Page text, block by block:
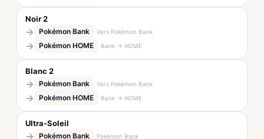
Noir 2
→ Pokémon Bank Vers Pokémon Bank
→ Pokémon HOME Bank → HOME
Blanc 2
→ Pokémon Bank Vers Pokémon Bank
→ Pokémon HOME Bank → HOME
Ultra-Soleil
→ Pokémon Bank Pokémon Bank